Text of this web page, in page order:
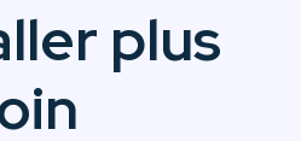
plus